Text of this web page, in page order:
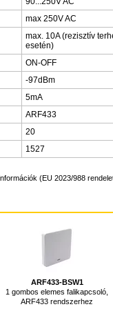
max 250V AC
max. 10A (rezisztív
esetén)
ON-OFF
-97dBm
5mA
ARF433
20
1527
(EU 2023/988
ARF433-BSW1
1 gombos elemes falikapcsoló,
ARF433 rendszerhez